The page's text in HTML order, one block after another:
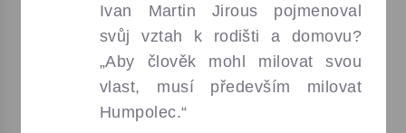
Ivan Martin Jirous pojmenoval
svůj vztah k rodišti a domovu?
„Aby člověk mohl milovat svou
vlast, musí především milovat
Humpolec.“